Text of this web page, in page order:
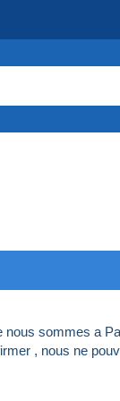
nous sommes a
, nous ne